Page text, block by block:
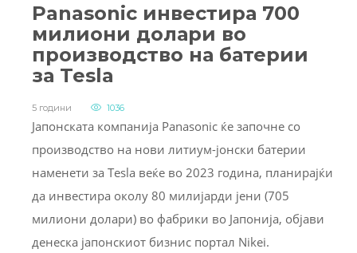
Panasonic инвестира 700
милиони долари во
производство на батерии
за Tesla
5 години 1036
Јапонската компанија Panasonic ќе започне со
производство на нови литиум-јонски батерии
наменети за Tesla веќе во 2023 година, планирајќи
да инвестира околу 80 милијарди јени (705
милиони долари) во фабрики во Јапонија, објави
денеска јапонскиот бизнис портал Nikei.